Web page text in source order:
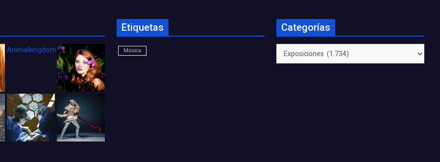
Animalkingdom_FichaCine
Etiquetas
Música
Categorías
Categorías